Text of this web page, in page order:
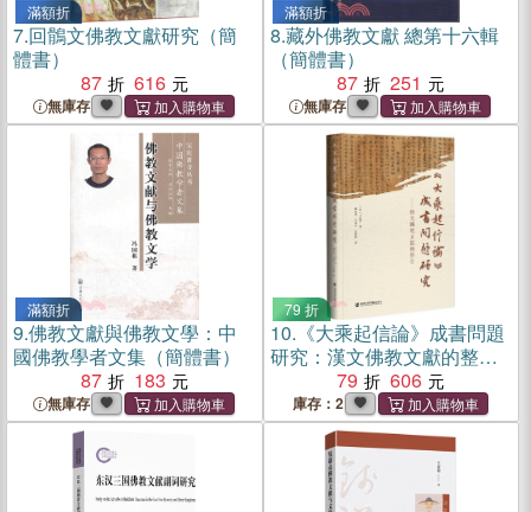
滿額折
7.回鶻文佛教文獻研究（簡
體書）
87
616
無庫存
滿額折
8.藏外佛教文獻 總第十六輯
（簡體書）
87
251
無庫存
滿額折
9.佛教文獻與佛教文學：中
國佛教學者文集（簡體書）
87
183
無庫存
79 折
10. 《大乘起信論》成書問題
研究：漢文佛教文獻的整合
（簡體書）
79 606
庫存：2